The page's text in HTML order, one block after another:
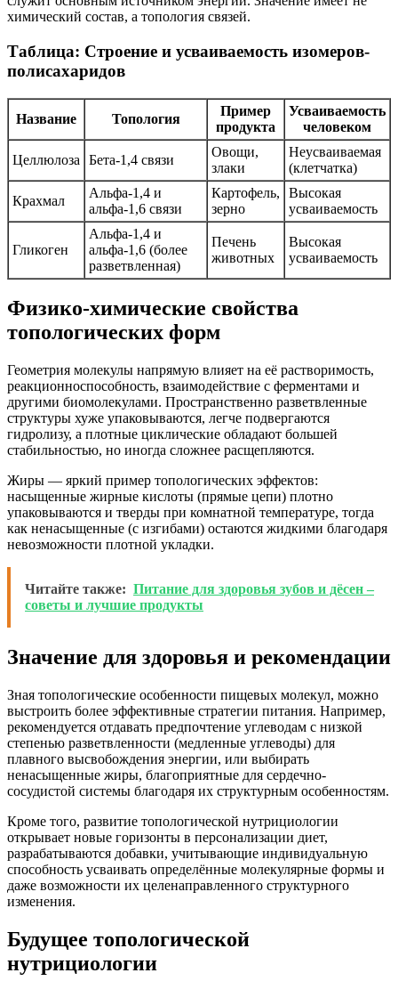
химический состав, а топология связей.
Таблица: Строение и усваиваемость изомеров-
полисахаридов
Название Топология
Пример
продукта
Усваиваемость
человеком
Целлюлоза Бета-1,4 связи
Овощи,
злаки
Неусваиваемая
(клетчатка)
Крахмал
Альфа-1,4 и
альфа-1,6 связи
Картофель,
зерно
Высокая
усваиваемость
Гликоген
Альфа-1,4 и
альфа-1,6 (более
разветвленная)
Печень
животных
Высокая
усваиваемость
Физико-химические свойства
топологических форм
Геометрия молекулы напрямую влияет на её растворимость,
реакционноспособность, взаимодействие с ферментами и
другими биомолекулами. Пространственно разветвленные
структуры хуже упаковываются, легче подвергаются
гидролизу, а плотные циклические обладают большей
стабильностью, но иногда сложнее расщепляются.
Жиры — яркий пример топологических эффектов:
насыщенные жирные кислоты (прямые цепи) плотно
упаковываются и тверды при комнатной температуре, тогда
как ненасыщенные (с изгибами) остаются жидкими благодаря
невозможности плотной укладки.
Читайте также: Питание для здоровья зубов и дёсен –
советы и лучшие продукты
Значение для здоровья и рекомендации
Зная топологические особенности пищевых молекул, можно
выстроить более эффективные стратегии питания. Например,
рекомендуется отдавать предпочтение углеводам с низкой
степенью разветвленности (медленные углеводы) для
плавного высвобождения энергии, или выбирать
ненасыщенные жиры, благоприятные для сердечно-
сосудистой системы благодаря их структурным особенностям.
Кроме того, развитие топологической нутрициологии
открывает новые горизонты в персонализации диет,
разрабатываются добавки, учитывающие индивидуальную
способность усваивать определённые молекулярные формы и
даже возможности их целенаправленного структурного
изменения.
Будущее топологической
нутрициологии